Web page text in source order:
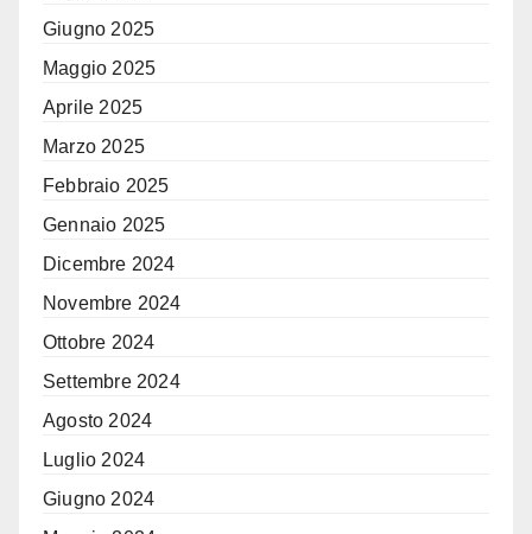
Giugno 2025
Maggio 2025
Aprile 2025
Marzo 2025
Febbraio 2025
Gennaio 2025
Dicembre 2024
Novembre 2024
Ottobre 2024
Settembre 2024
Agosto 2024
Luglio 2024
Giugno 2024